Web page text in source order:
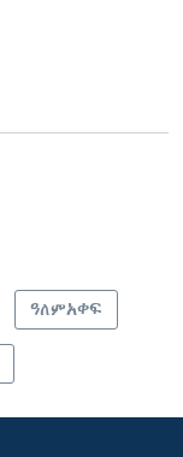
ዓለምአቀፍ